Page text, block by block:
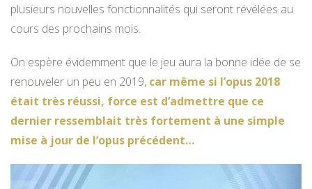
plusieurs nouvelles fonctionnalités qui seront révélées au
cours des prochains mois.
On espère évidemment que le jeu aura la bonne idée de se
renouveler un peu en 2019, car même si l’opus 2018
était très réussi, force est d’admettre que ce
dernier ressemblait très fortement à une simple
mise à jour de l’opus précédent…